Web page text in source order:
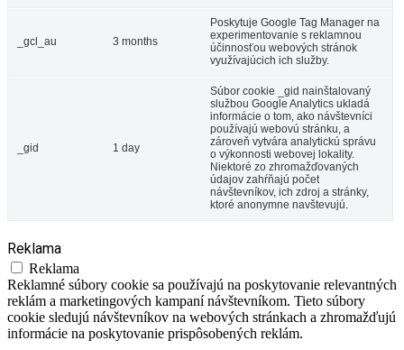
_gcl_au 3 months
Poskytuje Google Tag Manager na
experimentovanie s reklamnou
účinnosťou webových stránok
využívajúcich ich služby.
_gid 1 day
Súbor cookie _gid nainštalovaný
službou Google Analytics ukladá
informácie o tom, ako návštevníci
používajú webovú stránku, a
zároveň vytvára analytickú správu
o výkonnosti webovej lokality.
Niektoré zo zhromažďovaných
údajov zahŕňajú počet
návštevníkov, ich zdroj a stránky,
ktoré anonymne navštevujú.
Reklama
Reklama
Reklamné súbory cookie sa používajú na poskytovanie relevantných
reklám a marketingových kampaní návštevníkom. Tieto súbory
cookie sledujú návštevníkov na webových stránkach a zhromažďujú
informácie na poskytovanie prispôsobených reklám.